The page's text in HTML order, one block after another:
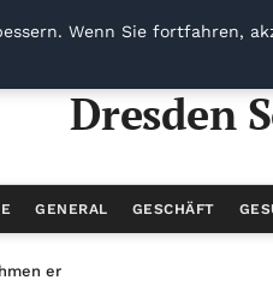
Dresden
GENERAL GESCHÄFT
erfolgreich am Markt?
Wenn Sie fortfahren,